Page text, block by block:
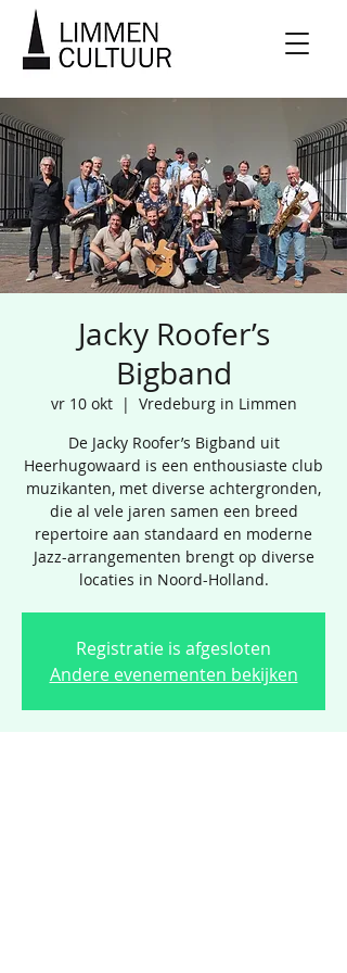
Jacky Roofer’s
Bigband
vr 10 okt
  |
Vredeburg in Limmen
De Jacky Roofer’s Bigband uit
Heerhugowaard is een enthousiaste club
muzikanten, met diverse achtergronden,
die al vele jaren samen een breed
repertoire aan standaard en moderne
Jazz-arrangementen brengt op diverse
locaties in Noord-Holland.
Registratie is afgesloten
Andere evenementen bekijken